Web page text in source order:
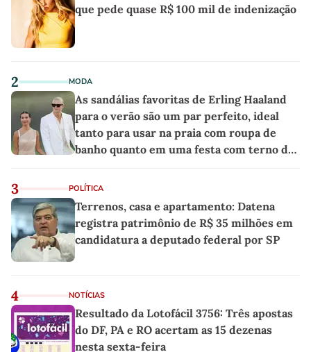
que pede quase R$ 100 mil de indenização
2 MODA
As sandálias favoritas de Erling Haaland
para o verão são um par perfeito, ideal
tanto para usar na praia com roupa de
banho quanto em uma festa com terno de
3 POLÍTICA
Terrenos, casa e apartamento: Datena
registra patrimônio de R$ 35 milhões em
candidatura a deputado federal por SP
4 NOTÍCIAS
Resultado da Lotofácil 3756: Três apostas
do DF, PA e RO acertam as 15 dezenas
nesta sexta-feira